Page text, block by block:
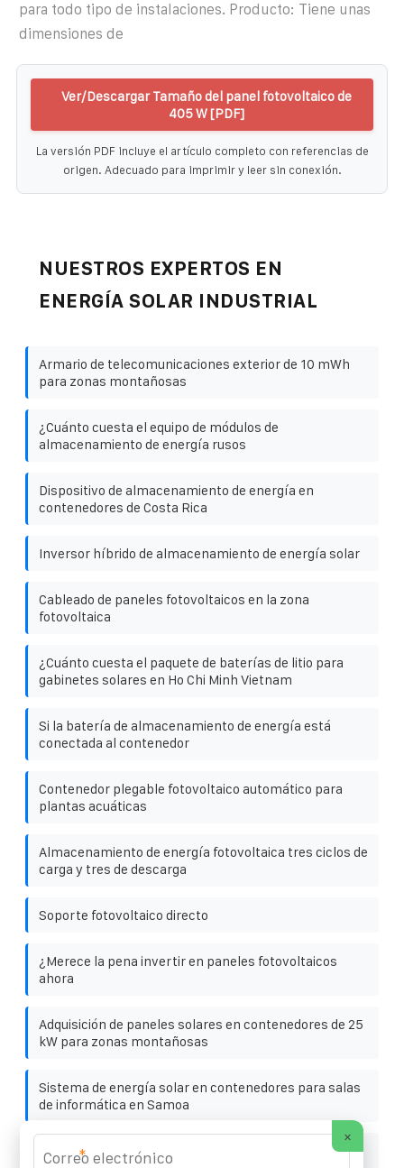
para todo tipo de instalaciones. Producto: Tiene unas
dimensiones de
Ver/Descargar Tamaño del panel fotovoltaico de
405 W [PDF]
La versión PDF incluye el artículo completo con referencias de
origen. Adecuado para imprimir y leer sin conexión.
NUESTROS EXPERTOS EN
ENERGÍA SOLAR INDUSTRIAL
Armario de telecomunicaciones exterior de 10 mWh
para zonas montañosas
¿Cuánto cuesta el equipo de módulos de
almacenamiento de energía rusos
Dispositivo de almacenamiento de energía en
contenedores de Costa Rica
Inversor híbrido de almacenamiento de energía solar
Cableado de paneles fotovoltaicos en la zona
fotovoltaica
¿Cuánto cuesta el paquete de baterías de litio para
gabinetes solares en Ho Chi Minh Vietnam
Si la batería de almacenamiento de energía está
conectada al contenedor
Contenedor plegable fotovoltaico automático para
plantas acuáticas
Almacenamiento de energía fotovoltaica tres ciclos de
carga y tres de descarga
Soporte fotovoltaico directo
¿Merece la pena invertir en paneles fotovoltaicos
ahora
Adquisición de paneles solares en contenedores de 25
kW para zonas montañosas
Sistema de energía solar en contenedores para salas
de informática en Samoa
Central eléctrica de almacenamiento de energía
×
*